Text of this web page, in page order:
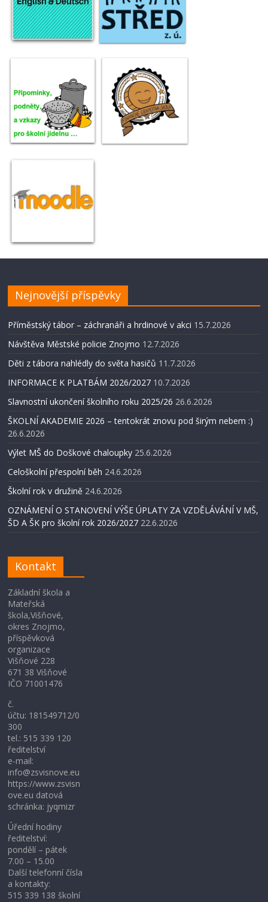
Nejnovější příspěvky
Příměstský tábor – záchranáři a hrdinové v akci 15.7.2026
Návštěva Městské policie Znojmo 12.7.2026
Děti z tábora nahlédly do světa hasičů 11.7.2026
INFORMACE K PLATBÁM 2026/2027 10.7.2026
Slavnostní ukončení školního roku 2025/26 26.6.2026
ŠKOLNÍ AKADEMIE 2026 – tentokrát znovu pod širým nebem :)
26.6.2026
Výlet MŠ do Doškové chaloupky 25.6.2026
Celoškolní přespolní běh 24.6.2026
Školní rok v družině 24.6.2026
OZNÁMENÍ O STANOVENÍ VÝŠE ÚPLATY ZA VZDĚLÁVÁNÍ V MŠ,
ŠD A ŠK pro školní rok 2026/2027 22.6.2026
Kontakt
Základní škola a
Mateřská
škola,Višňové,
okres Znojmo,
příspěvková
organizace
Višňové 228
671 38 Višňové
IČO 71001476
č.
účtu: 181549712/0
300
tel.: 515 339 120
ředitelství
e-mail:
info@zsvisnove.eu
https://www.zsvisn
ove.eu datová
schránka: jyqmizr
Úřední hodiny
ředitelství:
pondělí – pátek
7.00 – 15.00
Další telefonní čísla
a kontakty:
515 339 138 školní